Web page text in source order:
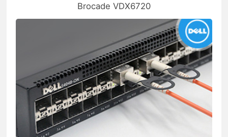
Brocade VDX6720